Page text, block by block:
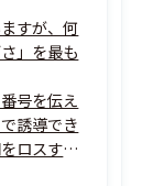
すが、何
」を最も
号を伝え
誘導でき
ロスする